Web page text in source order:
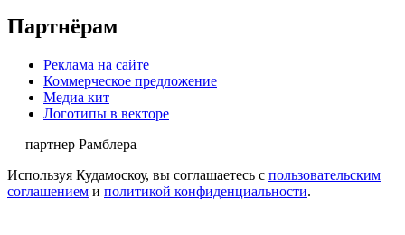
Партнёрам
Реклама на сайте
Коммерческое предложение
Медиа кит
Логотипы в векторе
— партнер Рамблера
Используя Кудамоскоу, вы соглашаетесь с пользовательским
соглашением и политикой конфиденциальности.